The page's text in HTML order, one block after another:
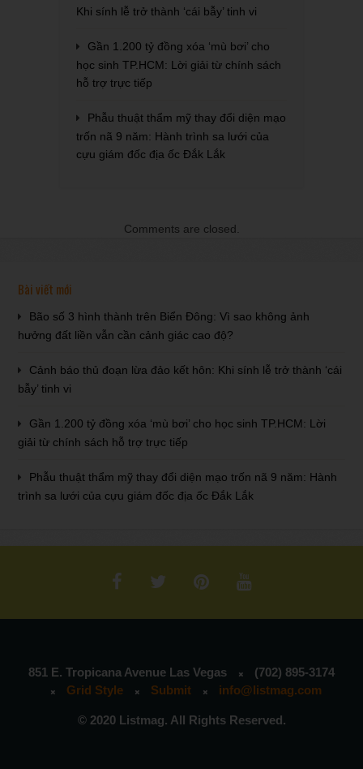
Khi sính lễ trở thành ‘cái bẫy’ tinh vi
Gần 1.200 tỷ đồng xóa ‘mù bơi’ cho
học sinh TP.HCM: Lời giải từ chính sách
hỗ trợ trực tiếp
Phẫu thuật thẩm mỹ thay đổi diện mạo
trốn nã 9 năm: Hành trình sa lưới của
cựu giám đốc địa ốc Đắk Lắk
Comments are closed.
Bài viết mới
Bão số 3 hình thành trên Biển Đông: Vì sao không ảnh
hưởng đất liền vẫn cần cảnh giác cao độ?
Cảnh báo thủ đoạn lừa đảo kết hôn: Khi sính lễ trở thành ‘cái
bẫy’ tinh vi
Gần 1.200 tỷ đồng xóa ‘mù bơi’ cho học sinh TP.HCM: Lời
giải từ chính sách hỗ trợ trực tiếp
Phẫu thuật thẩm mỹ thay đổi diện mạo trốn nã 9 năm: Hành
trình sa lưới của cựu giám đốc địa ốc Đắk Lắk
851 E. Tropicana Avenue Las Vegas
(702) 895-3174
Grid Style
Submit info@listmag.com
© 2020 Listmag. All Rights Reserved.